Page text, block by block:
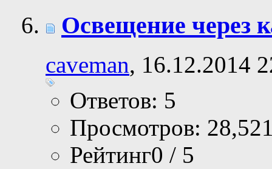
Освещение через
caveman, 16.12.2014
Ответов: 5
Просмотров:
Рейтинг0 / 5